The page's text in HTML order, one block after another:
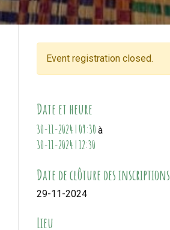
Event registration closed.
Date et heure
30-11-2024 | 09:30 à
30-11-2024 | 12:30
Date de clôture des inscriptions
29-11-2024
Lieu